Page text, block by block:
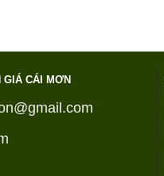
GIÁ CÁI MƠN